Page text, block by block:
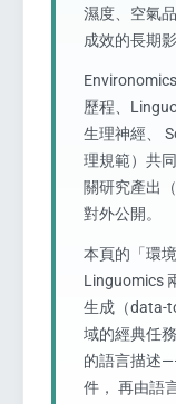
濕度、空氣
成效的長期影
歷程、
生理神經、
理規範）共
關研究產出
對外公開。
本頁的「環
Linguomics
生成（data-
域的經典任
的語言描述
件， 再由語